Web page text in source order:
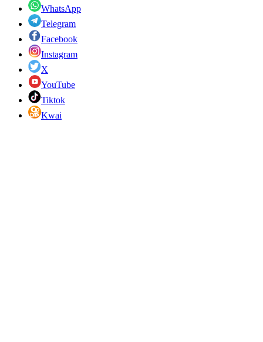
WhatsApp
Telegram
Facebook
Instagram
X
YouTube
Tiktok
Kwai